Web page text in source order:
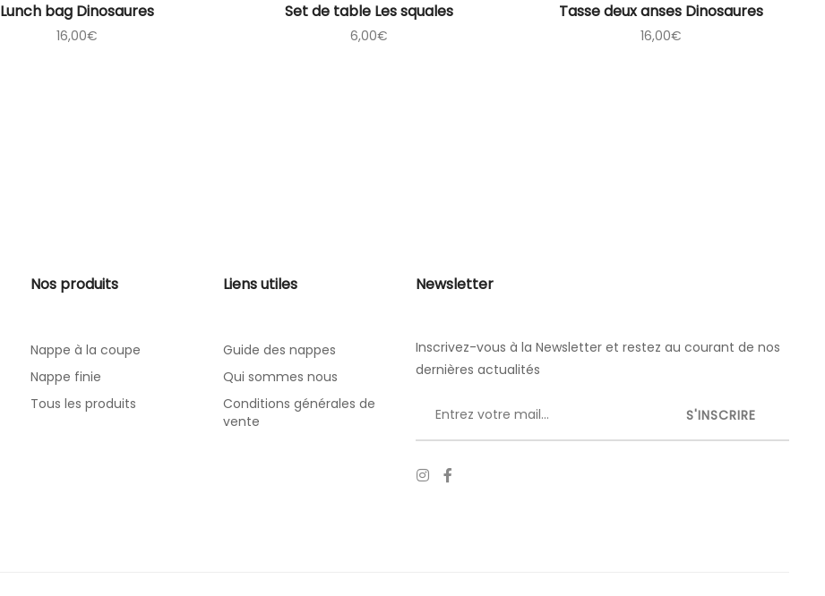
Lunch bag Dinosaures
16,00€
Set de table Les squales
6,00€
Tasse deux anses Dinosaures
16,00€
Nos produits
Nappe à la coupe
Nappe finie
Tous les produits
Liens utiles
Guide des nappes
Qui sommes nous
Conditions générales de
vente
Newsletter
Inscrivez-vous à la Newsletter et restez au courant de nos
dernières actualités